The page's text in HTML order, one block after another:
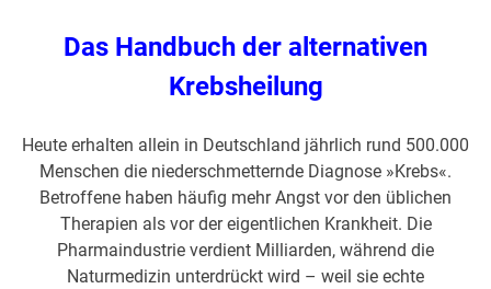
Das Handbuch der alternativen
Krebsheilung
Heute erhalten allein in Deutschland jährlich rund 500.000
Menschen die niederschmetternde Diagnose »Krebs«.
Betroffene haben häufig mehr Angst vor den üblichen
Therapien als vor der eigentlichen Krankheit. Die
Pharmaindustrie verdient Milliarden, während die
Naturmedizin unterdrückt wird – weil sie echte